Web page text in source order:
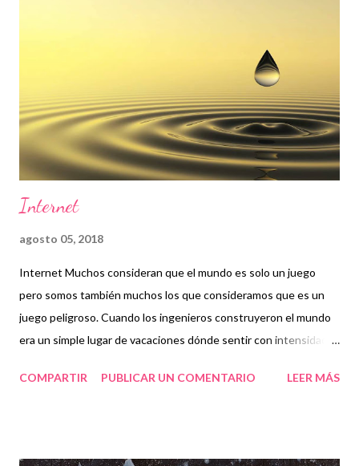
Internet
agosto 05, 2018
Internet Muchos consideran que el mundo es solo un juego
pero somos también muchos los que consideramos que es un
juego peligroso. Cuando los ingenieros construyeron el mundo
era un simple lugar de vacaciones dónde sentir con intensidad.
importante que las propias personas; sus sentimientos eran
COMPARTIR PUBLICAR UN COMENTARIO LEER MÁS